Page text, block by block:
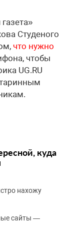
Студеного
что нужно
чтобы
UG.RU
куда
нахожу
сайты —